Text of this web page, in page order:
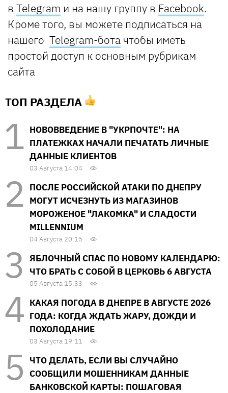
в Telegram и на нашу группу в Facebook.
Кроме того, вы можете подписаться на
нашего Telegram-бота чтобы иметь
простой доступ к основным рубрикам
сайта
ТОП РАЗДЕЛА
НОВОВВЕДЕНИЕ В "УКРПОЧТЕ": НА
ПЛАТЕЖКАХ НАЧАЛИ ПЕЧАТАТЬ ЛИЧНЫЕ
ДАННЫЕ КЛИЕНТОВ
03 Августа 14:04
ПОСЛЕ РОССИЙСКОЙ АТАКИ ПО ДНЕПРУ
МОГУТ ИСЧЕЗНУТЬ ИЗ МАГАЗИНОВ
МОРОЖЕНОЕ "ЛАКОМКА" И СЛАДОСТИ
MILLENNIUM
04 Августа 20:15
ЯБЛОЧНЫЙ СПАС ПО НОВОМУ КАЛЕНДАРЮ:
ЧТО БРАТЬ С СОБОЙ В ЦЕРКОВЬ 6 АВГУСТА
05 Августа 15:33
КАКАЯ ПОГОДА В ДНЕПРЕ В АВГУСТЕ 2026
ГОДА: КОГДА ЖДАТЬ ЖАРУ, ДОЖДИ И
ПОХОЛОДАНИЕ
03 Августа 19:11
ЧТО ДЕЛАТЬ, ЕСЛИ ВЫ СЛУЧАЙНО
СООБЩИЛИ МОШЕННИКАМ ДАННЫЕ
БАНКОВСКОЙ КАРТЫ: ПОШАГОВАЯ